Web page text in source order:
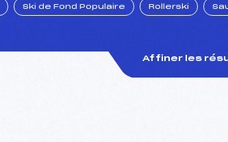
Ski de Fond Populaire Rollerski
Affiner les